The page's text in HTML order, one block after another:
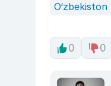
O‘zbekiston
0 0